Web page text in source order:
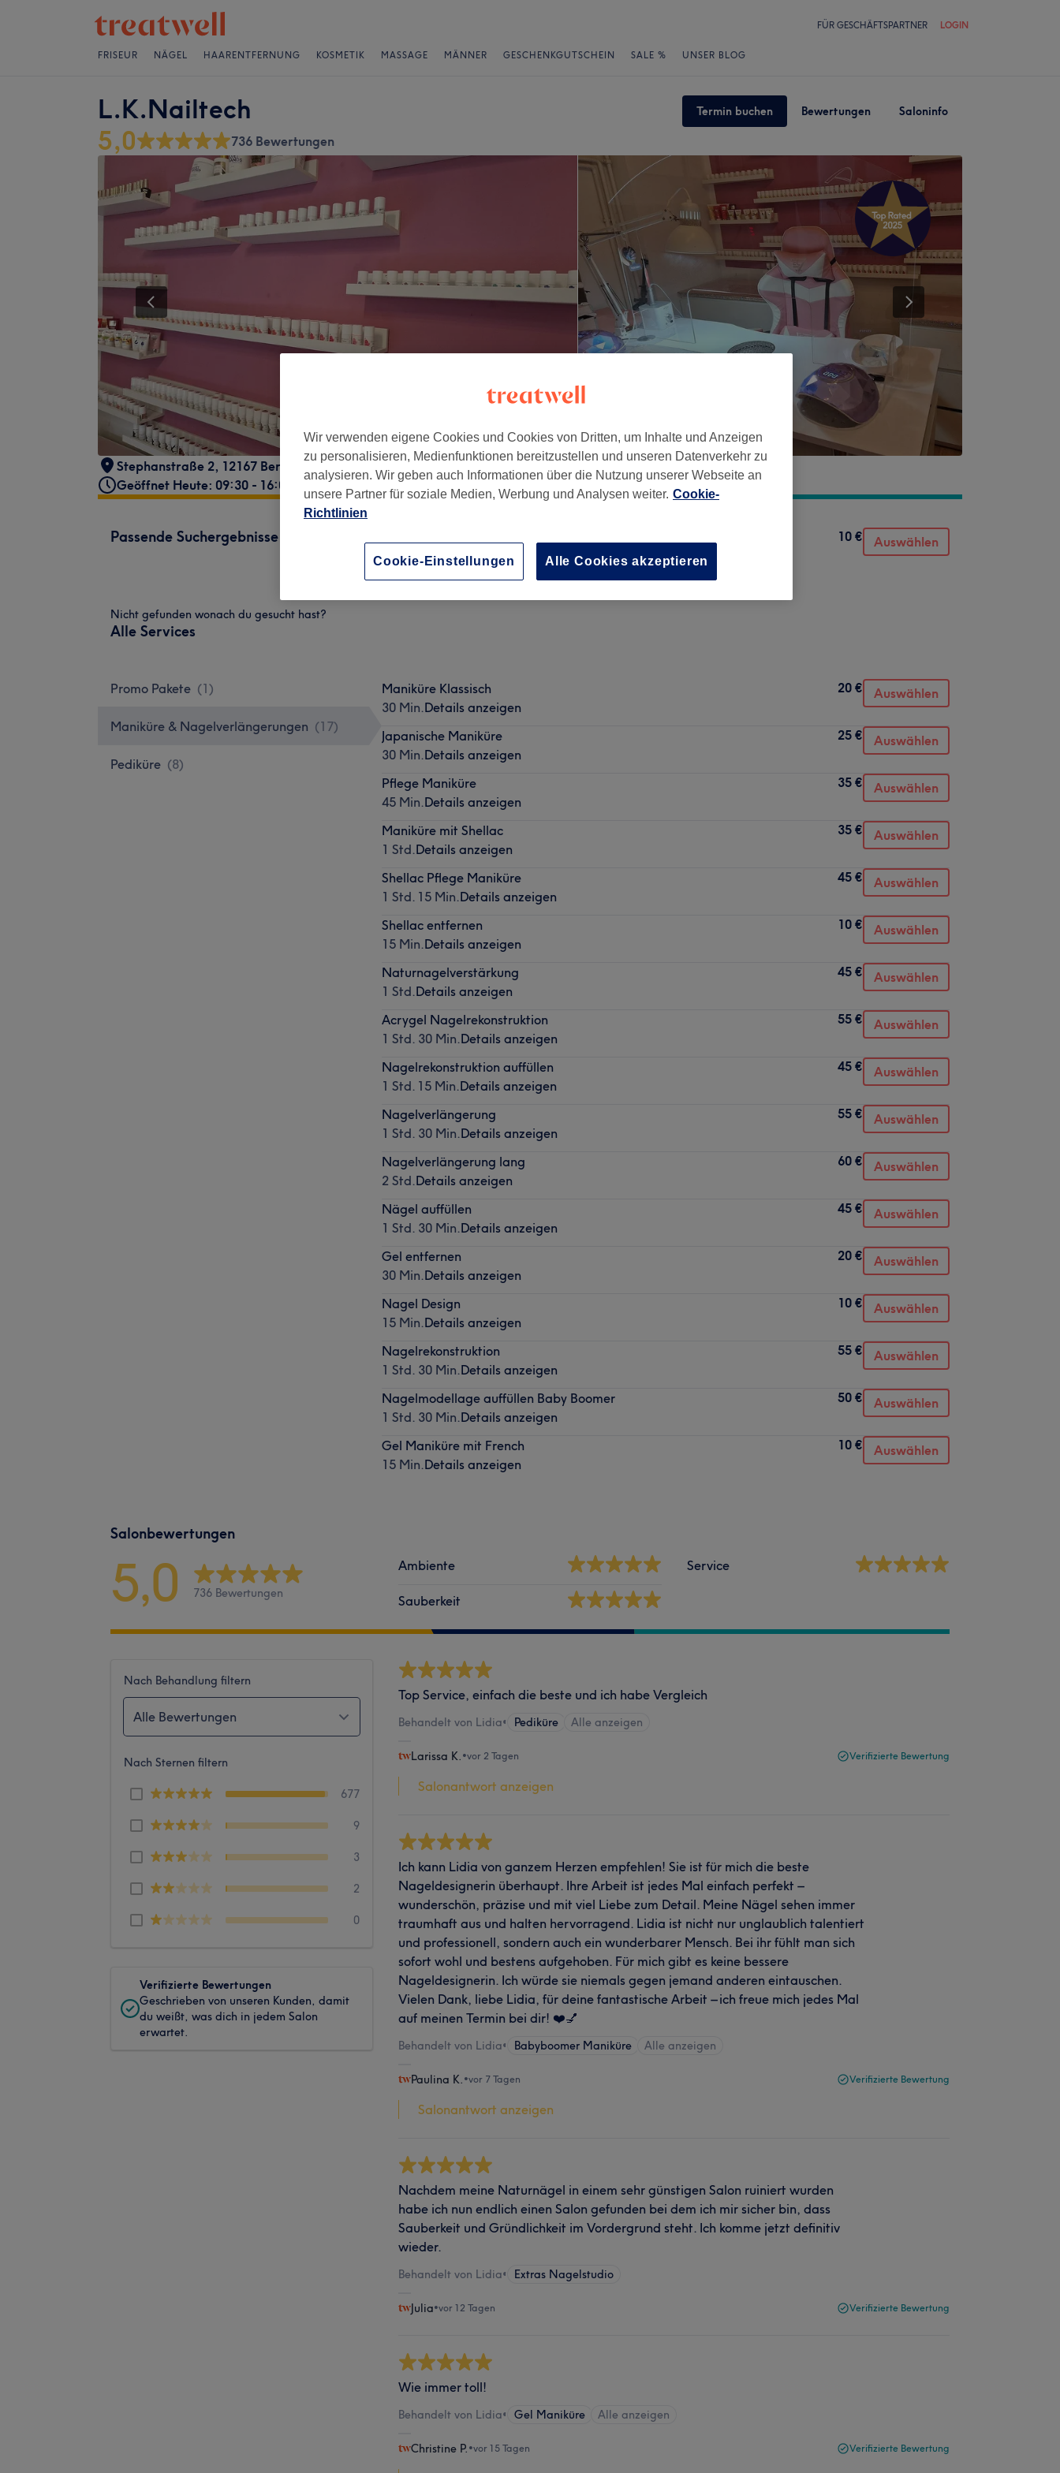
FÜR GESCHÄFTSPARTNER LOGIN
FRISEUR NÄGEL HAARENTFERNUNG KOSMETIK MASSAGE MÄNNER GESCHENKGUTSCHEIN SALE % UNSER BLOG
L.K.Nailtech Termin buchen Bewertungen Saloninfo
5,0 736 Bewertungen
Stephanstraße 2, 12167 Berlin, Deutschland
Geöffnet Heute: 09:30 - 16:00
Passende Suchergebnisse
15 Min.Details anzeigen
10 € Auswählen
Nicht gefunden wonach du gesucht hast?
Alle Services
Promo Pakete (1)
Maniküre & Nagelverlängerungen (17)
Pediküre (8)
Maniküre Klassisch
30 Min.Details anzeigen
20 € Auswählen
Japanische Maniküre
30 Min.Details anzeigen
25 € Auswählen
Pflege Maniküre
45 Min.Details anzeigen
35 € Auswählen
Maniküre mit Shellac
1 Std.Details anzeigen
35 € Auswählen
Shellac Pflege Maniküre
1 Std. 15 Min.Details anzeigen
45 € Auswählen
Shellac entfernen
15 Min.Details anzeigen
10 € Auswählen
Naturnagelverstärkung
1 Std.Details anzeigen
45 € Auswählen
Acrygel Nagelrekonstruktion
1 Std. 30 Min.Details anzeigen
55 € Auswählen
Nagelrekonstruktion auffüllen
1 Std. 15 Min.Details anzeigen
45 € Auswählen
Nagelverlängerung
1 Std. 30 Min.Details anzeigen
55 € Auswählen
Nagelverlängerung lang
2 Std.Details anzeigen
60 € Auswählen
Nägel auffüllen
1 Std. 30 Min.Details anzeigen
45 € Auswählen
Gel entfernen
30 Min.Details anzeigen
20 € Auswählen
Nagel Design
15 Min.Details anzeigen
10 € Auswählen
Nagelrekonstruktion
1 Std. 30 Min.Details anzeigen
55 € Auswählen
Nagelmodellage auffüllen Baby Boomer
1 Std. 30 Min.Details anzeigen
50 € Auswählen
Gel Maniküre mit French
15 Min.Details anzeigen
10 € Auswählen
Salonbewertungen
5,0 736 Bewertungen
Ambiente
Sauberkeit
Service
Nach Behandlung filtern
Alle Bewertungen
Nach Sternen filtern
677
9
3
2
0
Verifizierte Bewertungen
Geschrieben von unseren Kunden, damit
du weißt, was dich in jedem Salon
erwartet.
Top Service, einfach die beste und ich habe Vergleich
Behandelt von Lidia• Pediküre Alle anzeigen
Larissa K. •vor 2 Tagen Verifizierte Bewertung
Salonantwort anzeigen
Ich kann Lidia von ganzem Herzen empfehlen! Sie ist für mich die beste
Nageldesignerin überhaupt. Ihre Arbeit ist jedes Mal einfach perfekt –
wunderschön, präzise und mit viel Liebe zum Detail. Meine Nägel sehen immer
traumhaft aus und halten hervorragend. Lidia ist nicht nur unglaublich talentiert
und professionell, sondern auch ein wunderbarer Mensch. Bei ihr fühlt man sich
sofort wohl und bestens aufgehoben. Für mich gibt es keine bessere
Nageldesignerin. Ich würde sie niemals gegen jemand anderen eintauschen.
Vielen Dank, liebe Lidia, für deine fantastische Arbeit – ich freue mich jedes Mal
auf meinen Termin bei dir! ❤️💅
Behandelt von Lidia• Babyboomer Maniküre Alle anzeigen
Paulina K. •vor 7 Tagen Verifizierte Bewertung
Salonantwort anzeigen
Nachdem meine Naturnägel in einem sehr günstigen Salon ruiniert wurden
habe ich nun endlich einen Salon gefunden bei dem ich mir sicher bin, dass
Sauberkeit und Gründlichkeit im Vordergrund steht. Ich komme jetzt definitiv
wieder.
Behandelt von Lidia• Extras Nagelstudio
Julia•vor 12 Tagen Verifizierte Bewertung
Wie immer toll!
Behandelt von Lidia• Gel Maniküre Alle anzeigen
Christine P. •vor 15 Tagen Verifizierte Bewertung
Wir verwenden eigene Cookies und Cookies von Dritten, um Inhalte und Anzeigen
zu personalisieren, Medienfunktionen bereitzustellen und unseren Datenverkehr zu
analysieren. Wir geben auch Informationen über die Nutzung unserer Webseite an
unsere Partner für soziale Medien, Werbung und Analysen weiter. Cookie-
Richtlinien
Cookie-Einstellungen Alle Cookies akzeptieren